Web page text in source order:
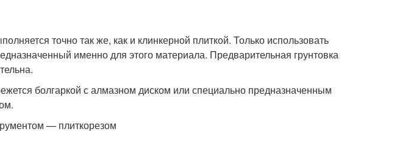
точно так же, как и клинкерной плиткой. Только использовать
именно для этого материала. Предварительная грунтовка
болгаркой с алмазном диском или специально предназначенным
— плиткорезом